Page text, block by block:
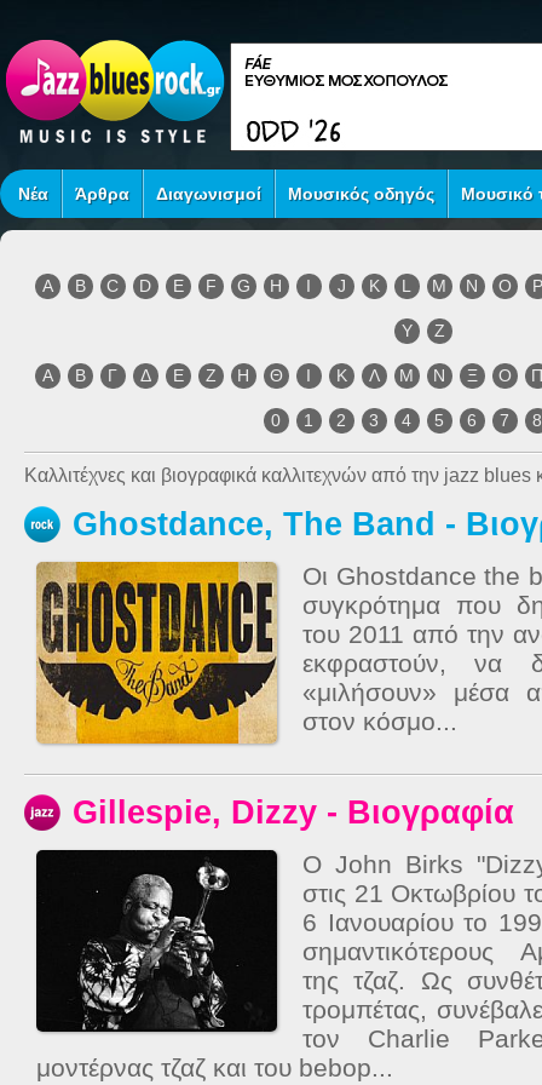
Νέα Άρθρα Διαγωνισμοί Μουσικός οδηγός Μουσικό
A B C D E F G H I J K L M N O P
Y Z
Α Β Γ Δ Ε Ζ Η Θ Ι Κ Λ Μ Ν Ξ Ο
0 1 2 3 4 5 6 7 8
Καλλιτέχνες και βιογραφικά καλλιτεχνών από την jazz blues
Ghostdance, The Band -
Οι Ghostdance the
συγκρότημα που
του 2011 από την
εκφραστούν, να
«μιλήσουν» μέσα
στον κόσμο...
Gillespie, Dizzy - Βιογραφία
Ο John Birks
στις 21 Οκτωβρίου
6 Ιανουαρίου το
σημαντικότερους
της τζαζ. Ως
τρομπέτας,
τον Charlie
μοντέρνας τζαζ και του bebop...